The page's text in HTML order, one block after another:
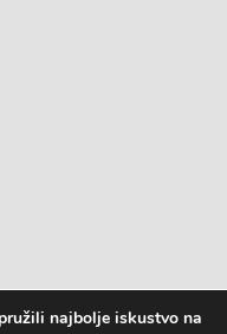
najbolje iskustvo na